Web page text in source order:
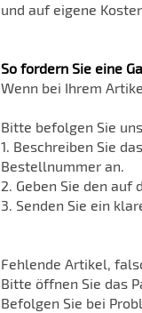
und auf eigene
So fordern Sie eine
Wenn bei Ihrem
Bitte befolgen Sie
1. Beschreiben Sie
Bestellnummer an.
2. Geben Sie den auf
3. Senden Sie ein
Fehlende Artikel,
Bitte öffnen Sie das
Befolgen Sie bei